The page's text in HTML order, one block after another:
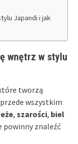
Japandi i jak
wnętrz w stylu
tworzą
wszystkim
, szarości, biel
powinny znaleźć